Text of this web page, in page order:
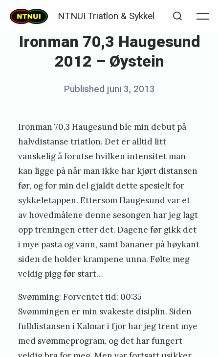
Skip
content
NTNUI Triatlon & Sykkel
Ironman 70,3 Haugesund
2012 – Øystein
Posted
Published juni 3, 2013
K
j
e
t
i
l
S
e
s
t
ø
Ironman 70,3 Haugesund ble min debut på
halvdistanse triatlon. Det er alltid litt
vanskelig å forutse hvilken intensitet man
kan ligge på når man ikke har kjørt distansen
før, og for min del gjaldt dette spesielt for
sykkeletappen. Ettersom Haugesund var et
av hovedmålene denne sesongen har jeg lagt
opp treningen etter det. Dagene før gikk det
i mye pasta og vann, samt bananer på høykant
siden de holder krampene unna. Følte meg
veldig pigg før start…
Svømming: Forventet tid: 00:35
Svømmingen er min svakeste disiplin. Siden
fulldistansen i Kalmar i fjor har jeg trent mye
med svømmeprogram, og det har fungert